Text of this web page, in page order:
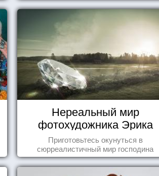
Нереальный мир
фотохудожника Эрика
Йоханссона
Приготовьтесь окунуться в
сюрреалистичный мир господина
Йоханссона